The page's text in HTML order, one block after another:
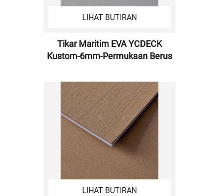
LIHAT BUTIRAN
Tikar Maritim EVA YCDECK
Kustom-6mm-Permukaan Berus
LIHAT BUTIRAN